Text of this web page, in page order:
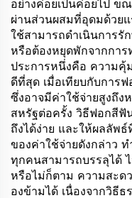
อย่างค่อยเป็นค่อยไป ข
ผ่านส่วนผสมที่อุดมด้วย
ใช้สามารถดำเนินการรั
หรือต้องหยุดพักจากการ
ประการหนึ่งคือ ความ
ดีที่สุด เมื่อเทียบกับกา
ซึ่งอาจมีค่าใช้จ่ายสูงถึ
สหรัฐต่อครั้ง วิธีฟอกสีฟั
ถึงได้ง่าย และให้ผลลัพธ์
ของค่าใช้จ่ายดังกล่าว
ทุกคนสามารถบรรลุได้
หรือไม่ก็ตาม ความสะด
องข้ามได้ เนื่องจากวิธี